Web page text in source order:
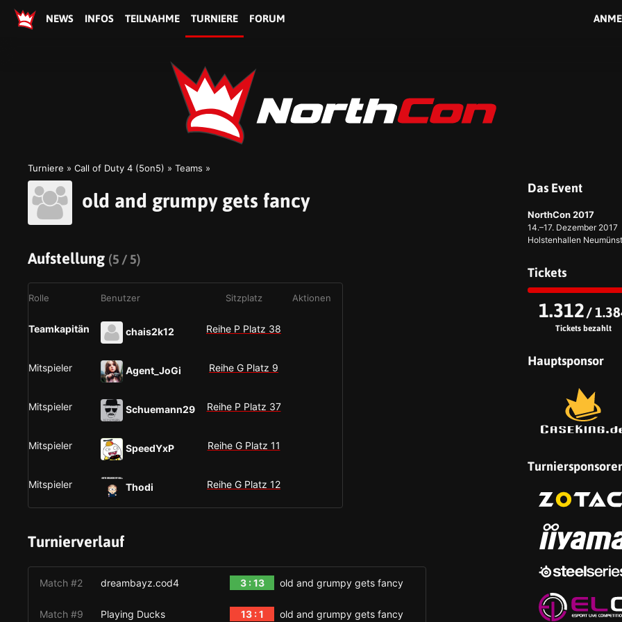
NEWS INFOS TEILNAHME TURNIERE FORUM
Turniere Call of Duty 4 (5on5) Teams
old and grumpy gets fancy
Aufstellung (5 / 5)
Rolle Benutzer Sitzplatz Aktionen
Teamkapitän chais2k12 Reihe P Platz 38
Mitspieler Agent_JoGi Reihe G Platz 9
Mitspieler Schuemann29 Reihe P Platz 37
Mitspieler SpeedYxP Reihe G Platz 11
Mitspieler Thodi Reihe G Platz 12
Turnierverlauf
Match #2 dreambayz.cod4 3 : 13 old and grumpy gets fancy
Match #9 Playing Ducks 13 : 1 old and grumpy gets fancy
Das Event
NorthCon 2017
14.–17. Dezember 2017
Holstenhallen
Tickets
1.312/
Tickets bezahlt
Hauptsponsor